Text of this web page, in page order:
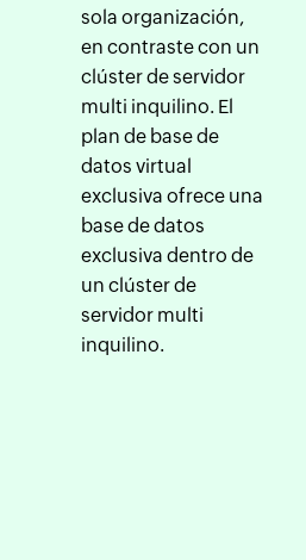
sola organización,
en contraste con un
clúster de servidor
multi inquilino. El
plan de base de
datos virtual
exclusiva ofrece una
base de datos
exclusiva dentro de
un clúster de
servidor multi
inquilino.